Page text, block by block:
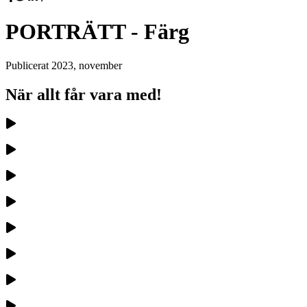
PORTRÄTT - Färg
Publicerat 2023, november
När allt får vara med!